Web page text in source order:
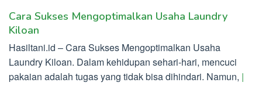
Cara Sukses Mengoptimalkan Usaha Laundry
Kiloan
Hasiltani.id – Cara Sukses Mengoptimalkan Usaha
Laundry Kiloan. Dalam kehidupan sehari-hari, mencuci
pakaian adalah tugas yang tidak bisa dihindari. Namun, |